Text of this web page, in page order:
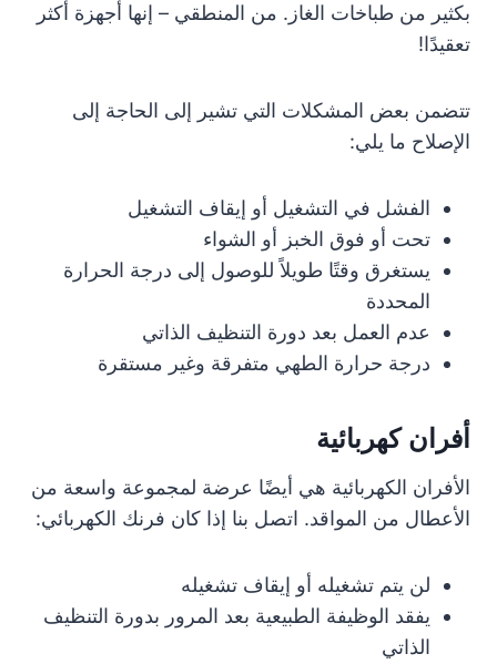
بكثير من طباخات الغاز. من المنطقي – إنها أجهزة أكثر
تعقيدًا!
تتضمن بعض المشكلات التي تشير إلى الحاجة إلى
الإصلاح ما يلي:
الفشل في التشغيل أو إيقاف التشغيل
تحت أو فوق الخبز أو الشواء
يستغرق وقتًا طويلاً للوصول إلى درجة الحرارة
المحددة
عدم العمل بعد دورة التنظيف الذاتي
درجة حرارة الطهي متفرقة وغير مستقرة
أفران كهربائية
الأفران الكهربائية هي أيضًا عرضة لمجموعة واسعة من
الأعطال من المواقد. اتصل بنا إذا كان فرنك الكهربائي:
لن يتم تشغيله أو إيقاف تشغيله
يفقد الوظيفة الطبيعية بعد المرور بدورة التنظيف
الذاتي